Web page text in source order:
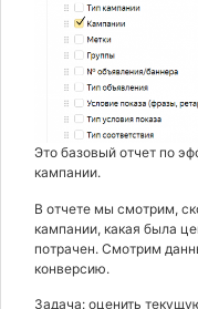
Это базовый отчет по
кампании.
В отчете мы смотрим,
кампании, какая была
потрачен. Смотрим
конверсию.
Задача: оценить